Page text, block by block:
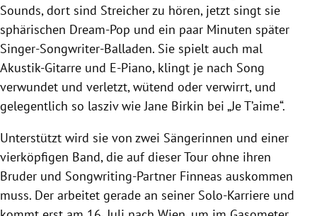
Sounds, dort sind Streicher zu hören, jetzt singt sie
sphärischen Dream-Pop und ein paar Minuten später
Singer-Songwriter-Balladen. Sie spielt auch mal
Akustik-Gitarre und E-Piano, klingt je nach Song
verwundet und verletzt, wütend oder verwirrt, und
gelegentlich so lasziv wie Jane Birkin bei „Je T’aime“.
Unterstützt wird sie von zwei Sängerinnen und einer
vierköpfigen Band, die auf dieser Tour ohne ihren
Bruder und Songwriting-Partner Finneas auskommen
muss. Der arbeitet gerade an seiner Solo-Karriere und